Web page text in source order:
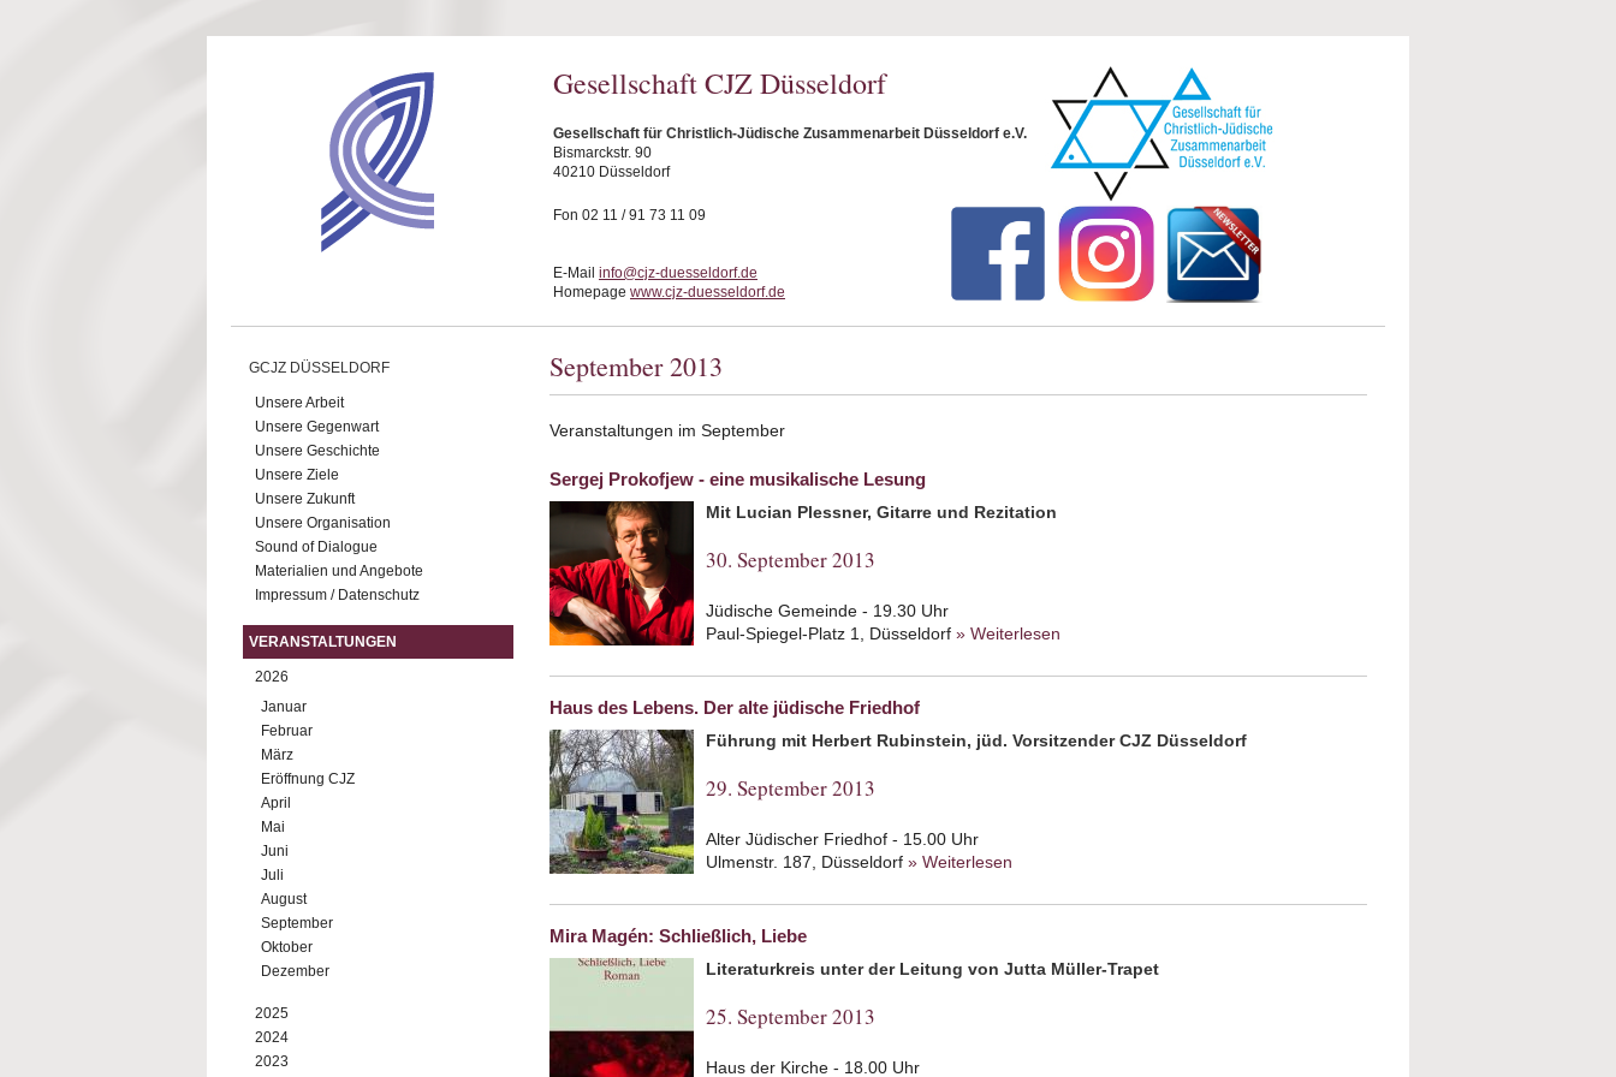
Gesellschaft CJZ Düsseldorf
Gesellschaft für Christlich-Jüdische Zusammenarbeit Düsseldorf e.V.
Bismarckstr. 90
40210 Düsseldorf
Fon 02 11 / 91 73 11 09
E-Mail info@cjz-duesseldorf.de
Homepage www.cjz-duesseldorf.de
GCJZ DÜSSELDORF
Unsere Arbeit
Unsere Gegenwart
Unsere Geschichte
Unsere Ziele
Unsere Zukunft
Unsere Organisation
Sound of Dialogue
Materialien und Angebote
Impressum / Datenschutz
VERANSTALTUNGEN
2026
Januar
Februar
März
Eröffnung CJZ
April
Mai
Juni
Juli
August
September
Oktober
Dezember
2025
2024
2023
September 2013
Veranstaltungen im September
Sergej Prokofjew - eine musikalische Lesung
Mit Lucian Plessner, Gitarre und Rezitation
30. September 2013
Jüdische Gemeinde - 19.30 Uhr
Paul-Spiegel-Platz 1, Düsseldorf » Weiterlesen
Haus des Lebens. Der alte jüdische Friedhof
Führung mit Herbert Rubinstein, jüd. Vorsitzender CJZ Düsseldorf
29. September 2013
Alter Jüdischer Friedhof - 15.00 Uhr
Ulmenstr. 187, Düsseldorf » Weiterlesen
Mira Magén: Schließlich, Liebe
Literaturkreis unter der Leitung von Jutta Müller-Trapet
25. September 2013
Haus der Kirche - 18.00 Uhr